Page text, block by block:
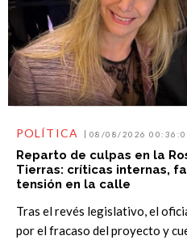
POLÍTICA 08/08/2026
Reparto de culpas en la
Tierras: críticas internas,
tensión en la calle
Tras el revés legislativo, el
por el fracaso del proyecto y